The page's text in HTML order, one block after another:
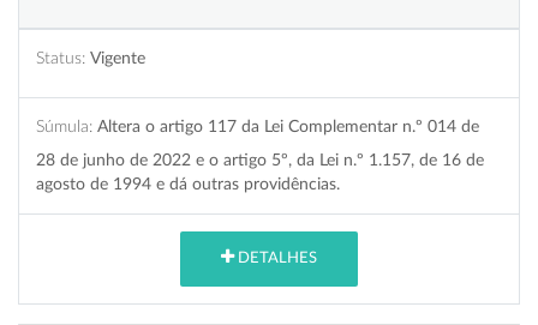
Status: Vigente
Súmula: Altera o artigo 117 da Lei Complementar n.º 014 de
28 de junho de 2022 e o artigo 5º, da Lei n.º 1.157, de 16 de
agosto de 1994 e dá outras providências.
DETALHES